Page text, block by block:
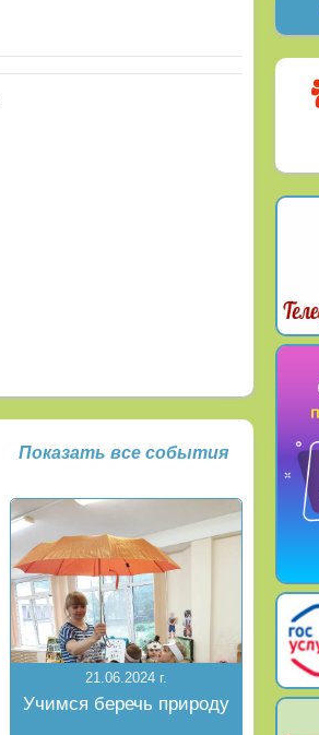
Показать все события
21.06.2024 г.
Учимся беречь природу